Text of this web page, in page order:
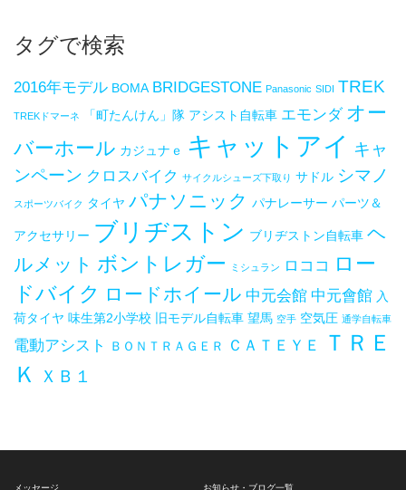
タグで検索
2016年モデル BOMA BRIDGESTONE Panasonic SIDI TREK
TREKドマーネ 「町たんけん」隊 アシスト自転車 エモンダ オー
バーホール カジュナｅ キャットアイ キャ
ンペーン クロスバイク サイクルシューズ下取り サドル シマノ
スポーツバイク タイヤ パナソニック パナレーサー パーツ＆
アクセサリー ブリヂストン ブリヂストン自転車 ヘ
ルメット ボントレガー ミシュラン ロココ ロー
ドバイク ロードホイール 中元会館 中元會館 入
荷タイヤ 味生第2小学校 旧モデル自転車 望馬 空手 空気圧 通学自転車
電動アシスト ＢＯＮＴＲＡＧＥＲ ＣＡＴＥＹＥ
ＴＲＥ
Ｋ
ＸＢ１
メッセージ お知らせ・ブログ一覧